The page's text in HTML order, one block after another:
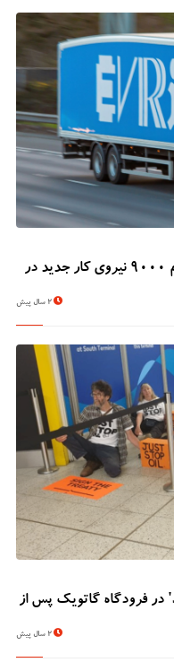
شرکت بزرگ توزیع Evri قصد استخدام ۹۰۰۰ نیروی کار جدید در
2 سال پیش
دستگیری هشت فعال 'Just Stop Oil' در فرودگاه گاتویک پس از
2 سال پیش